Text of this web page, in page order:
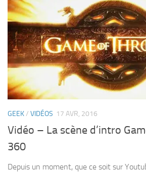
GEEK/ VIDÉOS 17 AVR, 2016
Vidéo – La scène d’intro
360
Depuis un moment, que ce soit sur